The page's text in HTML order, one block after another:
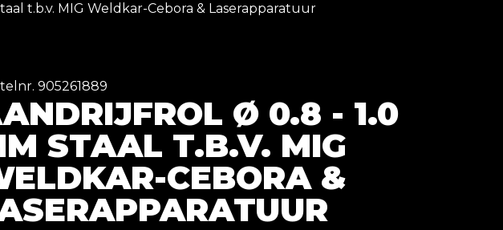
t.b.v. MIG Weldkar-Cebora & Laserapparatuur
905261889
Ø 0.8 - 1.0
STAAL T.B.V. MIG
CEBORA &